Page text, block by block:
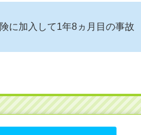
に加入して1年8ヵ月目の事故